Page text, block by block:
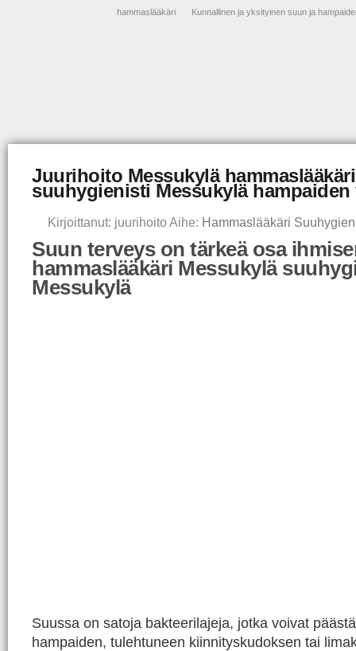
hammaslääkäri Kunnallinen ja yksityinen suun ja
Juurihoito Messukylä
suuhygienisti Messukylä hampaiden
Kirjoittanut: juurihoito Aihe: Hammaslääkäri
Suun terveys on tärkeä osa
hammaslääkäri Messukylä
Messukylä
Suussa on satoja bakteerilajeja, jotka voivat
hampaiden, tulehtuneen kiinnityskudoksen tai